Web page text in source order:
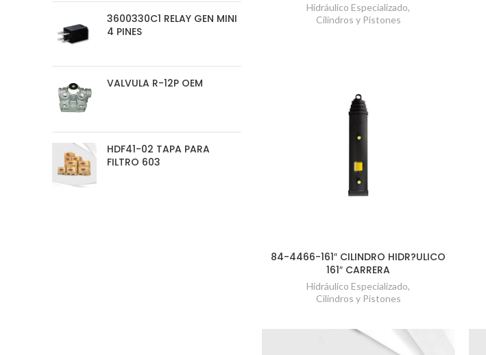
3600330C1 RELAY GEN MINI
4 PINES
VALVULA R-12P OEM
HDF41-02 TAPA PARA
FILTRO 603
Hidráulico Especializado,
Cilindros y Pistones
84-4466-161″ CILINDRO HIDR?ULICO
161″ CARRERA
Hidráulico Especializado,
Cilindros y Pistones